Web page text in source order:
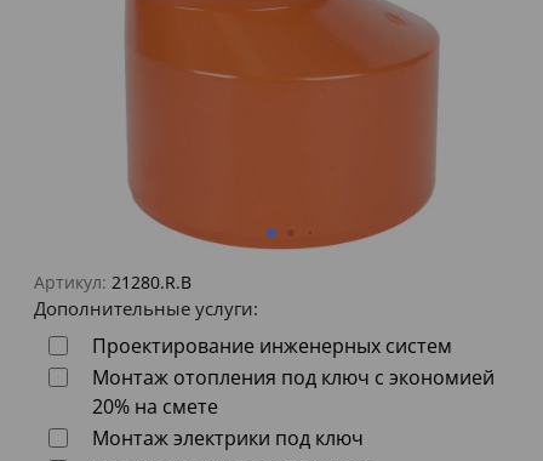
Артикул: 21280.R.B
Дополнительные услуги:
Проектирование инженерных систем
Монтаж отопления под ключ с экономией
20% на смете
Монтаж электрики под ключ